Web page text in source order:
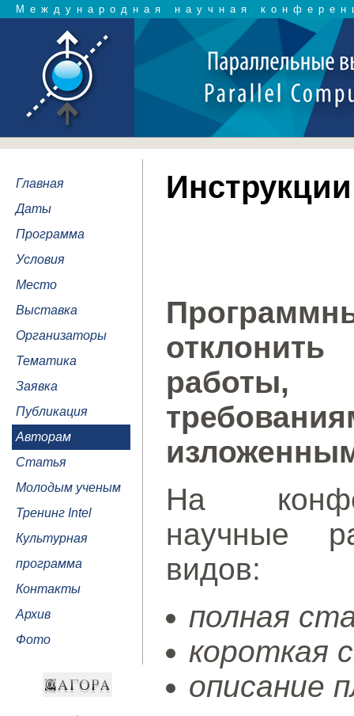
Международная научная
Главная
Даты
Программа
Условия
Место
Выставка
Организаторы
Тематика
Заявка
Публикация
Авторам
Статья
Молодым ученым
Тренинг Intel
Культурная
программа
Контакты
Архив
Фото
работы,
На
научные
видов:
полная
короткая
описание